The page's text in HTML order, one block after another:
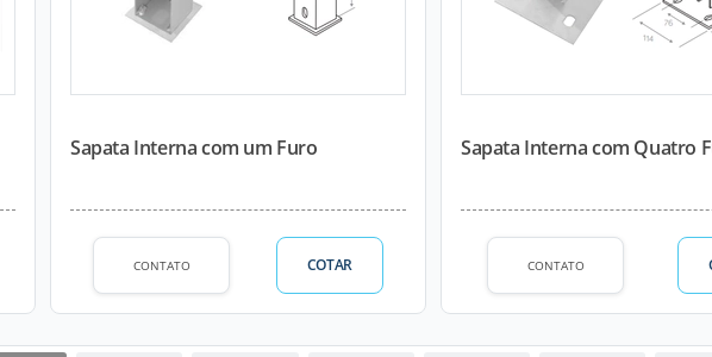
Sapata Interna com um Furo
CONTATO COTAR
Sapata Interna com Quatro
CONTATO